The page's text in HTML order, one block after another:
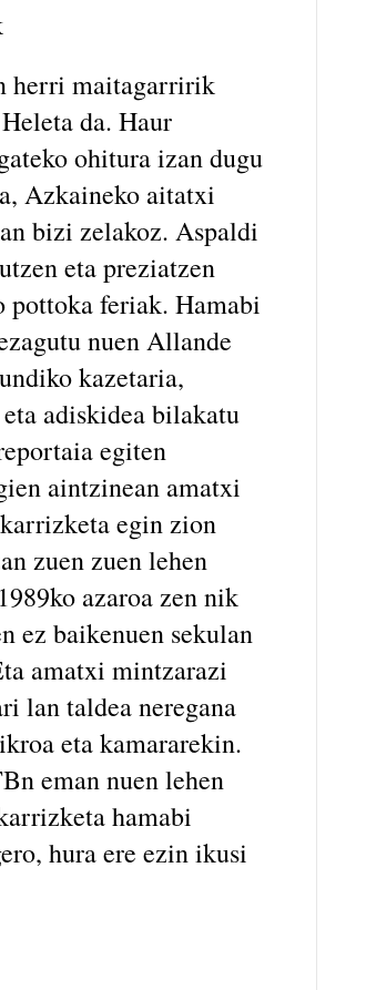
herri maitagarririk
da. Haur
ohitura izan dugu
Azkaineko aitatxi
bizi zelakoz. Aspaldi
eta preziatzen
pottoka feriak. Hamabi
nuen Allande
kazetaria,
adiskidea bilakatu
egiten
aintzinean amatxi
egin zion
zuen zuen lehen
azaroa zen nik
ez baikenuen sekulan
amatxi mintzarazi
lan taldea neregana
eta kamararekin.
eman nuen lehen
hamabi
hura ere ezin ikusi